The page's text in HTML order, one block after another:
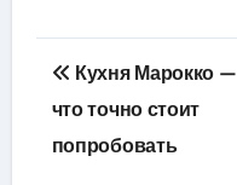
Навигация
по
записям
Кухня Марокко —
что точно стоит
попробовать